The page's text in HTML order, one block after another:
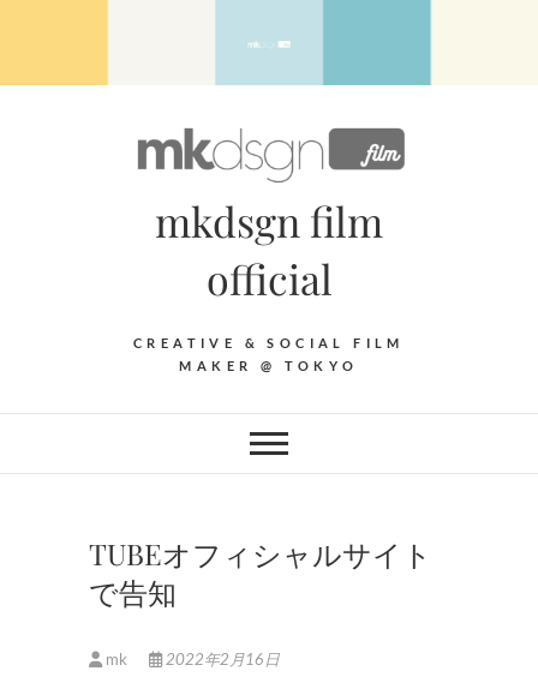
mkdsgn film
official
CREATIVE & SOCIAL FILM
MAKER @ TOKYO
TUBEオフィシャルサイト
で告知
mk 2022年2月16日